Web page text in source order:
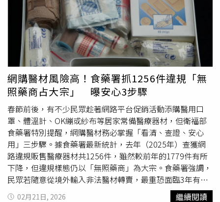
牌益生菌，並表示自己長期跨國回購，對產品差異具有一定
了解，甚至會透過影片介紹分享使用心得。同時，她也對農
會推出的食品表現出高度興趣，並將其納入購物清單。此
外，包括萬國通路行李箱與台灣傳統刮痧用品也在採購範圍
內。原PO透露，女友甚至特別安排時間體驗刮痧課程，顯
示對台灣文化與相關產品的投入程度。貼文曝光後，引發大
量網友回應，「我馬來西亞的親戚要來台灣前，也在問我母
子鱷魚拖鞋，到底在大馬是多紅？」、「母子鱷魚拖鞋真的
好穿」、「母子鱷魚拖鞋一生推，耐用好穿到不行，夾腳拖
久穿指縫不會痛，穿來農活爬樹也不會爆掉」、「能找到最
基層的農會了，這真是猛人」、「萬國通路的行李箱，我用
了30年，每咖用10年，品質超級好的」、「謝謝你提供了
送給外國人的伴手禮清單」。留言中也出現多則對「母子鱷
魚拖鞋」與農會產品的正面評價，有網友指出相關商品兼具
實用性與價格優勢，另有人直言「能找到農會的都是狠
人」，顯示這類產品在部分消費者間具有一定口碑。
網購醫材風險高！食藥署抓1256件違規「無
照藥商占大宗」 曝安心3步驟
春節前後，有不少民眾趁著網路平台促銷活動添購醫用口
罩、體溫計、OK繃或紗布等居家常備醫療器材，但衛福部
食藥署特別提醒，網購醫材務必掌握「看清、查證、安心
用」三步驟。據食藥署最新統計，去年（2025年）查獲網
路違規販售醫療器材共1256件，雖然較前年的1779件有所
下降，但違規樣態仍以「無照藥商」為大宗。食藥署強調，
民眾若隨意從境外輸入非法醫材轉賣，最重恐面臨3年有期
徒刑及1000萬元罰金，切勿因一時方便或貪小便宜而誤觸
02月21日, 2026 繼續閱讀